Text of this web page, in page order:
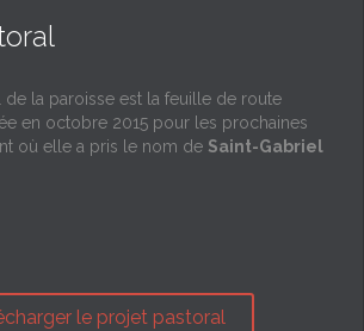
de la paroisse est la feuille de route
en octobre 2015 pour les prochaines
où elle a pris le nom de Saint-Gabriel
le projet pastoral